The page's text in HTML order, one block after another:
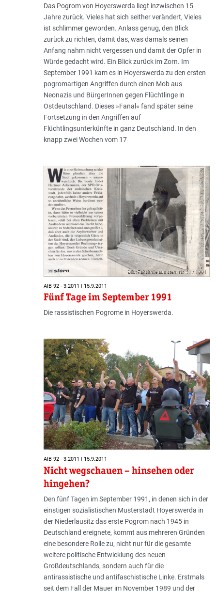
Das Pogrom von Hoyerswerda liegt inzwischen 15
Jahre zurück. Vieles hat sich seither verändert, Vieles
ist schlimmer geworden. Anlass genug, den Blick
zurück zu richten, damit das, was damals seinen
Anfang nahm nicht vergessen und damit der Opfer in
Würde gedacht wird. Ein Blick zurück im Zorn. Im
September 1991 kam es in Hoyerswerda zu den ersten
pogromartigen Angriffen durch einen Mob aus
Neonazis und BürgerInnen gegen Flüchtlinge in
Ostdeutschland. Dieses »Fanal« fand später seine
Fortsetzung in den Angriffen auf
Flüchtlingsunterkünfte in ganz Deutschland. In den
knapp zwei Wochen vom 17
Bild: Faksimile aus stern Nr. 41 / 1991
AIB 92 - 3.2011 | 15.9.2011
Fünf Tage im September 1991
Die rassistischen Pogrome in Hoyerswerda.
AIB 92 - 3.2011 | 15.9.2011
Nicht wegschauen – hinsehen oder
hingehen?
Den fünf Tagen im September 1991, in denen sich in der
einstigen sozialistischen Musterstadt Hoyerswerda in
der Niederlausitz das erste Pogrom nach 1945 in
Deutschland ereignete, kommt aus mehreren Gründen
eine besondere Rolle zu, nicht nur für die gesamte
weitere politische Entwicklung des neuen
Großdeutschlands, sondern auch für die
antirassistische und antifaschistische Linke. Erstmals
seit dem Fall der Mauer im November 1989 und der